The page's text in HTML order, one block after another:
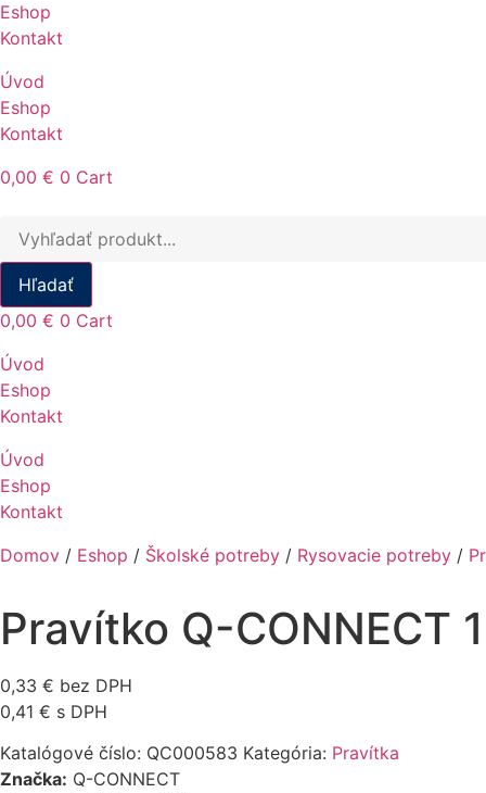
Eshop
Kontakt
Úvod
Eshop
Kontakt
0,00 € 0 Cart
search
Hľadať
0,00 € 0 Cart
Úvod
Eshop
Kontakt
Úvod
Eshop
Kontakt
Domov / Eshop / Školské potreby / Rysovacie potreby /
Pravítko Q-CONNECT
0,33 € bez DPH
0,41 € s DPH
Katalógové číslo: QC000583 Kategória: Pravítka
Značka: Q-CONNECT